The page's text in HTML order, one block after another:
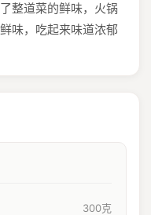
整道菜的鲜味，火锅
味，吃起来味道浓郁
300克